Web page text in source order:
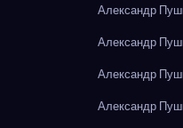
Александр
Александр
Александр
Александр